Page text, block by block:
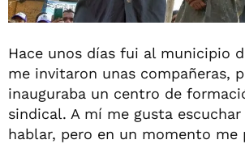
Hace unos días fui al municipio
me invitaron unas compañeras,
inauguraba un centro de
sindical. A mí me gusta escuchar
hablar, pero en un momento me